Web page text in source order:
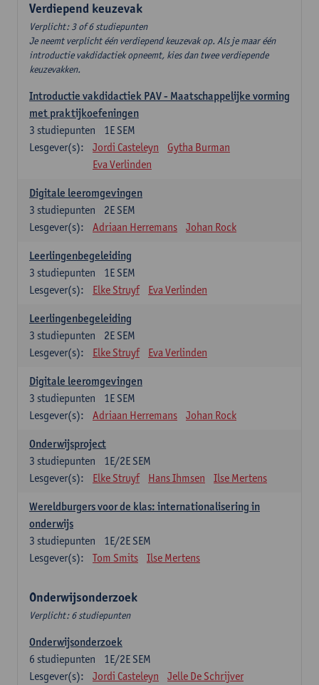
Verdiepend keuzevak
Verplicht: 3 of 6 studiepunten
Je neemt verplicht één verdiepend keuzevak op. Als je maar één
introductie vakdidactiek opneemt, kies dan twee verdiepende
keuzevakken.
Introductie vakdidactiek PAV - Maatschappelijke vorming
met praktijkoefeningen
1E SEM
3 studiepunten
Lesgever(s):
Jordi Casteleyn
Gytha Burman
Eva Verlinden
Digitale leeromgevingen
2E SEM
3 studiepunten
Lesgever(s):
Adriaan Herremans Johan Rock
Leerlingenbegeleiding
1E SEM
3 studiepunten
Lesgever(s):
Elke Struyf Eva Verlinden
Leerlingenbegeleiding
2E SEM
3 studiepunten
Lesgever(s):
Elke Struyf Eva Verlinden
Digitale leeromgevingen
1E SEM
3 studiepunten
Lesgever(s):
Adriaan Herremans Johan Rock
Onderwijsproject
1E/2E SEM
3 studiepunten
Lesgever(s):
Elke Struyf Hans Ihmsen Ilse Mertens
Wereldburgers voor de klas: internationalisering in
onderwijs
1E/2E SEM
3 studiepunten
Lesgever(s):
Tom Smits Ilse Mertens
Onderwijsonderzoek
Verplicht: 6 studiepunten
Onderwijsonderzoek
1E/2E SEM
6 studiepunten
Lesgever(s):
Jordi Casteleyn Jelle De Schrijver